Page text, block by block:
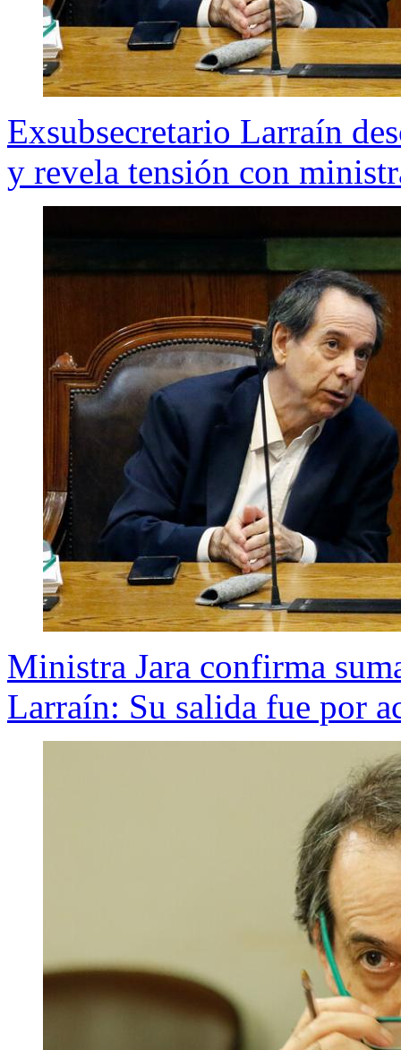
Exsubsecretario Larraín
y revela tensión con
Ministra Jara confirma
Larraín: Su salida fue por